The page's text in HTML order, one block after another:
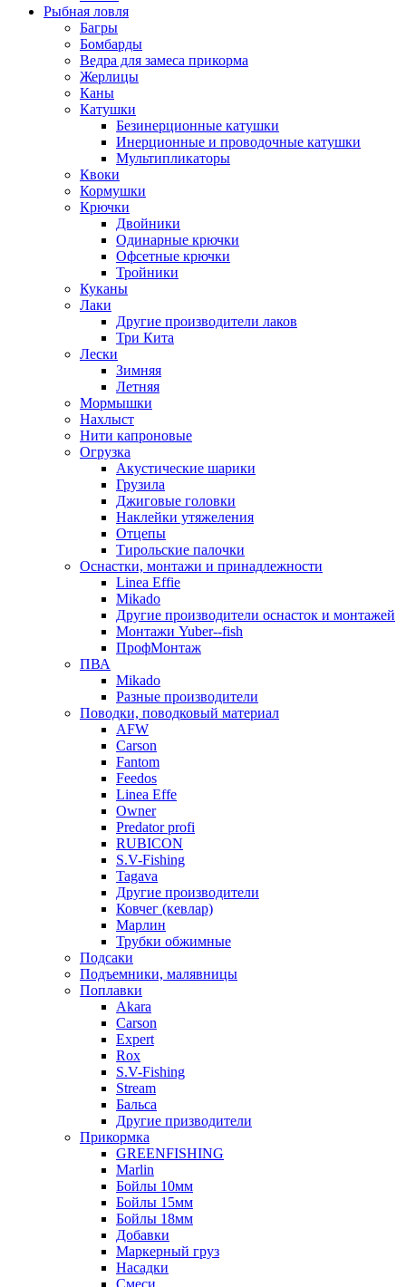
Рыбная ловля
Багры
Бомбарды
Ведра для замеса прикорма
Жерлицы
Каны
Катушки
Безинерционные катушки
Инерционные и проводочные катушки
Мультипликаторы
Квоки
Кормушки
Крючки
Двойники
Одинарные крючки
Офсетные крючки
Тройники
Куканы
Лаки
Другие производители лаков
Три Кита
Лески
Зимняя
Летняя
Мормышки
Нахлыст
Нити капроновые
Огрузка
Акустические шарики
Грузила
Джиговые головки
Наклейки утяжеления
Отцепы
Тирольские палочки
Оснастки, монтажи и принадлежности
Linea Effie
Mikado
Другие производители оснасток и монтажей
Монтажи Yuber--fish
ПрофМонтаж
ПВА
Mikado
Разные производители
Поводки, поводковый материал
AFW
Carson
Fantom
Feedos
Linea Effe
Owner
Predator profi
RUBICON
S.V-Fishing
Tagava
Другие производители
Ковчег (кевлар)
Марлин
Трубки обжимные
Подсаки
Подъемники, малявницы
Поплавки
Akara
Carson
Expert
Rox
S.V-Fishing
Stream
Бальса
Другие призводители
Прикормка
GREENFISHING
Marlin
Бойлы 10мм
Бойлы 15мм
Бойлы 18мм
Добавки
Маркерный груз
Насадки
Смеси